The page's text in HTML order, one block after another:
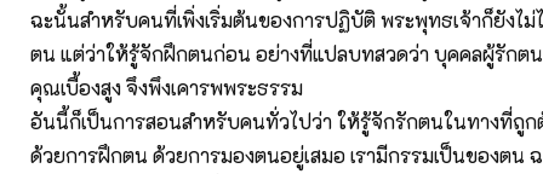
ฉะนั้นสำหรับคนที่เพิ่งเริ่มต้นของการปฏิบัติ พระพุทธเจ้าก็ยังไม่
ตน แต่ว่าให้รู้จักฝึกตนก่อน อย่างที่แปลบทสวดว่า บุคคลผู้รักตน
คุณเบื้องสูง จึงพึงเคารพพระธรรม
อันนี้ก็เป็นการสอนสำหรับคนทั่วไปว่า ให้รู้จักรักตนในทางที่ถู
ด้วยการฝึกตน ด้วยการมองตนอยู่เสมอ เรามีกรรมเป็นของตน